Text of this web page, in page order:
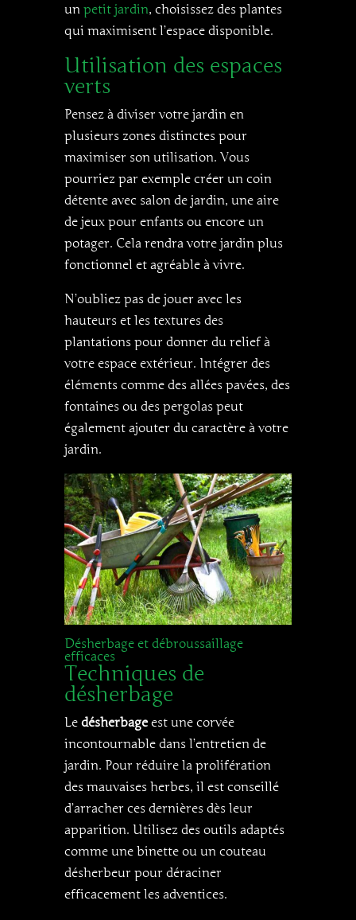
un petit jardin, choisissez des plantes
qui maximisent l’espace disponible.
Utilisation des espaces
verts
Pensez à diviser votre jardin en
plusieurs zones distinctes pour
maximiser son utilisation. Vous
pourriez par exemple créer un coin
détente avec salon de jardin, une aire
de jeux pour enfants ou encore un
potager. Cela rendra votre jardin plus
fonctionnel et agréable à vivre.
N’oubliez pas de jouer avec les
hauteurs et les textures des
plantations pour donner du relief à
votre espace extérieur. Intégrer des
éléments comme des allées pavées, des
fontaines ou des pergolas peut
également ajouter du caractère à votre
jardin.
Désherbage et débroussaillage
efficaces
Techniques de
désherbage
Le désherbage est une corvée
incontournable dans l’entretien de
jardin. Pour réduire la prolifération
des mauvaises herbes, il est conseillé
d’arracher ces dernières dès leur
apparition. Utilisez des outils adaptés
comme une binette ou un couteau
désherbeur pour déraciner
efficacement les adventices.